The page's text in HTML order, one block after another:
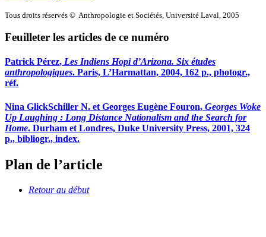
Tous droits réservés © Anthropologie et Sociétés, Université Laval, 2005
Feuilleter les articles de ce numéro
Patrick Pérez, Les Indiens Hopi d’Arizona. Six études
anthropologiques. Paris, L’Harmattan, 2004, 162 p., photogr.,
réf.
Nina GlickSchiller N. et Georges Eugène Fouron, Georges Woke
Up Laughing : Long Distance Nationalism and the Search for
Home. Durham et Londres, Duke University Press, 2001, 324
p., bibliogr., index.
Plan de l’article
Retour au début